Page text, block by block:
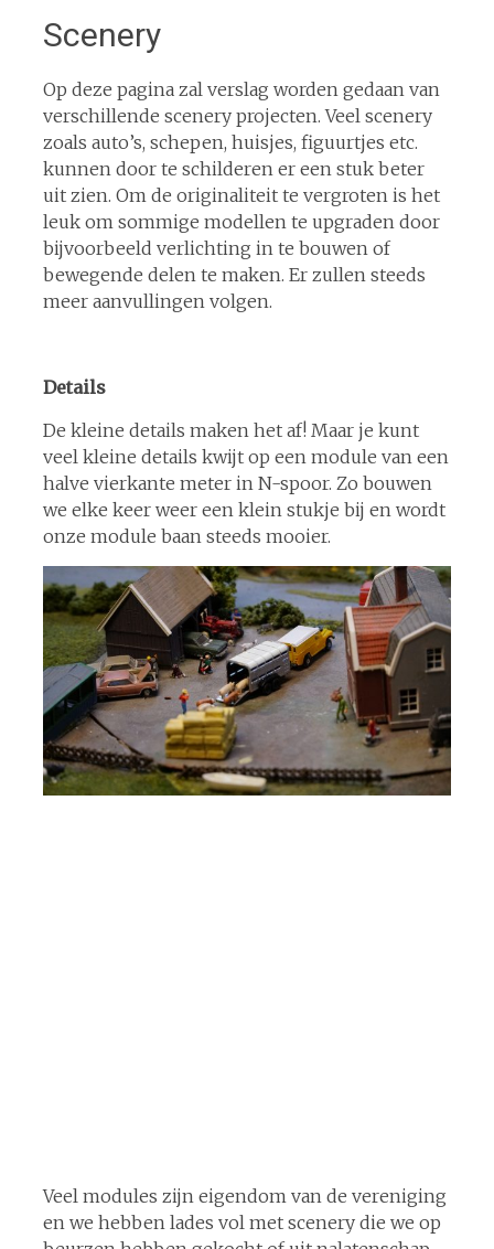
Scenery
Op deze pagina zal verslag worden gedaan van
verschillende scenery projecten. Veel scenery
zoals auto’s, schepen, huisjes, figuurtjes etc.
kunnen door te schilderen er een stuk beter
uit zien. Om de originaliteit te vergroten is het
leuk om sommige modellen te upgraden door
bijvoorbeeld verlichting in te bouwen of
bewegende delen te maken. Er zullen steeds
meer aanvullingen volgen.
Details
De kleine details maken het af! Maar je kunt
veel kleine details kwijt op een module van een
halve vierkante meter in N-spoor. Zo bouwen
we elke keer weer een klein stukje bij en wordt
onze module baan steeds mooier.
Veel modules zijn eigendom van de vereniging
en we hebben lades vol met scenery die we op